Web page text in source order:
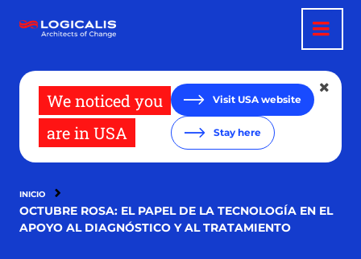
contenido
We noticed you
are in USA
Visit USA website
Stay here
INICIO
OCTUBRE ROSA: EL PAPEL DE LA TECNOLOGÍA EN EL
APOYO AL DIAGNÓSTICO Y AL TRATAMIENTO